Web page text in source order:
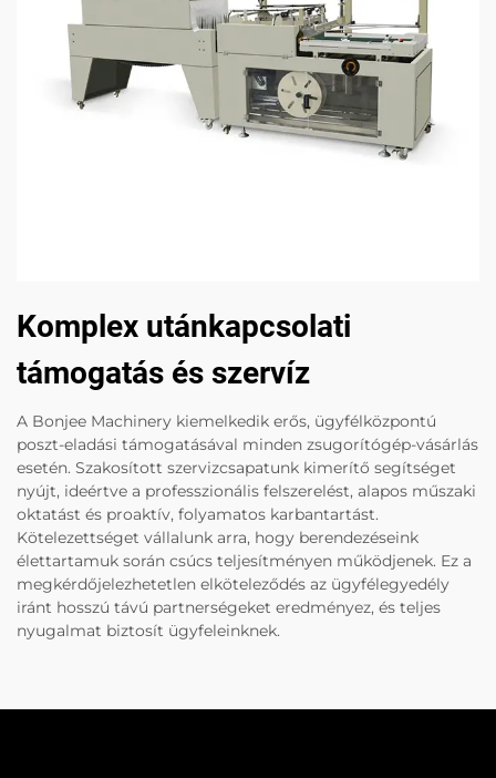
Komplex utánkapcsolati
támogatás és szervíz
A Bonjee Machinery kiemelkedik erős, ügyfélközpontú
poszt-eladási támogatásával minden zsugorítógép-vásárlás
esetén. Szakosított szervizcsapatunk kimerítő segítséget
nyújt, ideértve a professzionális felszerelést, alapos műszaki
oktatást és proaktív, folyamatos karbantartást.
Kötelezettséget vállalunk arra, hogy berendezéseink
élettartamuk során csúcs teljesítményen működjenek. Ez a
megkérdőjelezhetetlen elköteleződés az ügyfélegyedély
iránt hosszú távú partnerségeket eredményez, és teljes
nyugalmat biztosít ügyfeleinknek.